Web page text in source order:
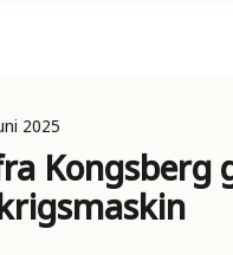
2025
Kongsberg